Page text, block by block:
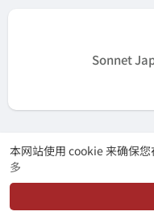
本网站使用 cookie 来确保您
多
Sonnet